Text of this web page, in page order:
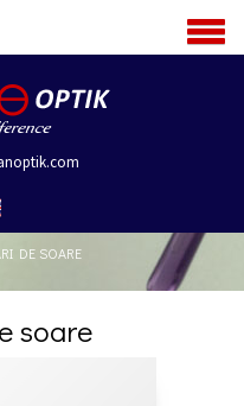
DE SOARE
soare